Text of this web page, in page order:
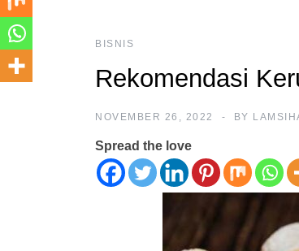
BISNIS
Rekomendasi
NOVEMBER 26, 2022 BY
Spread the love